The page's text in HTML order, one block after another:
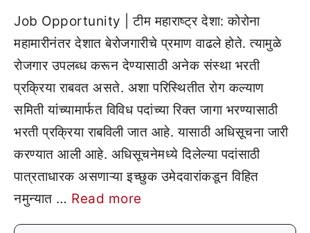
Job Opportunity | टीम महाराष्ट्र देशा: कोरोना
महामारीनंतर देशात बेरोजगारीचे प्रमाण वाढले होते. त्यामुळे
रोजगार उपलब्ध करून देण्यासाठी अनेक संस्था भरती
प्रक्रिया राबवत असते. अशा परिस्थितीत रोग कल्याण
समिती यांच्यामार्फत विविध पदांच्या रिक्त जागा भरण्यासाठी
भरती प्रक्रिया राबविली जात आहे. यासाठी अधिसूचना जारी
करण्यात आली आहे. अधिसूचनेमध्ये दिलेल्या पदांसाठी
पात्रताधारक असणाऱ्या इच्छुक उमेदवारांकडून विहित
नमुन्यात … Read more